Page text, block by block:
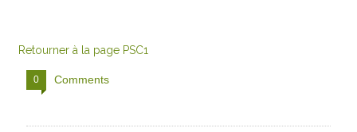
Retourner à la page PSC1
0 Comments